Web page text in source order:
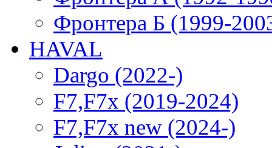
Фронтера Б (1999-
HAVAL
Dargo (2022-)
F7,F7x (2019-2024)
F7,F7x new (2024-)